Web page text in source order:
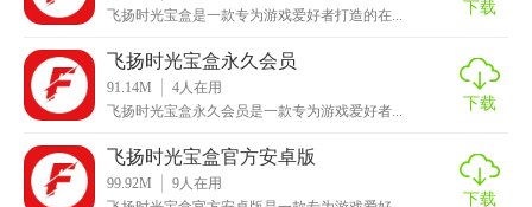
家享受优惠福利。
2. 一手资讯：热门游戏资讯实时更新，让用户当下实时了解
乐玩动态。
3. 游戏攻略：包含酷炫的游戏高手攻略，帮助玩家解决游戏
难题。
飞扬时光宝盒是一款专为游戏爱好者打造的在...
下载
飞扬时光宝盒永久会员
91.14M 4人在用
飞扬时光宝盒永久会员是一款专为游戏爱好者...
下载
飞扬时光宝盒官方安卓版
99.92M 9人在用
下载